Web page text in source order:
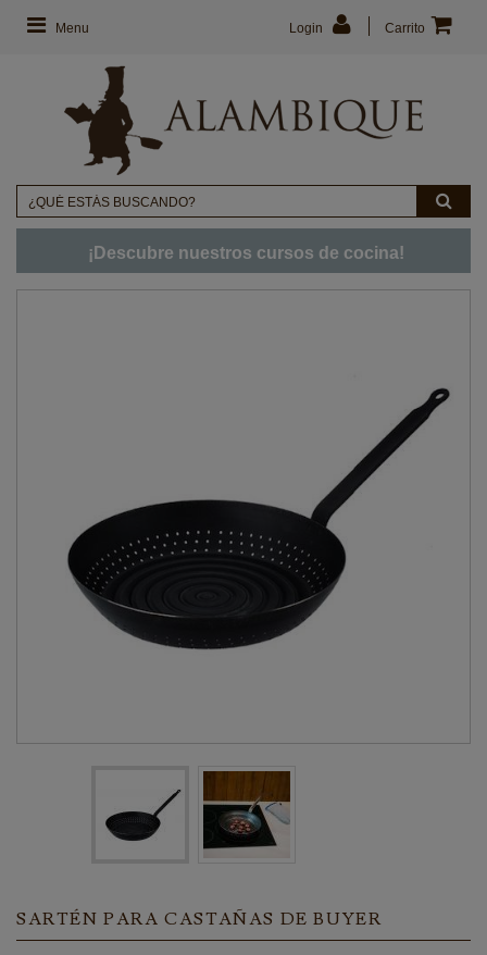
Menu Carrito
Login
¡Descubre nuestros cursos de cocina!
SARTÉN PARA CASTAÑAS DE BUYER